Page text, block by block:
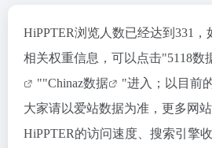
HiPPTER浏览人数已经达到331
相关权重信息，可以点击"5118数
""Chinaz数据
"进入；以目前
大家请以爱站数据为准，更多网
HiPPTER的访问速度、搜索引擎